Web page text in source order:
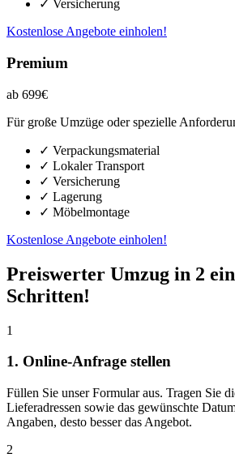
✓ Versicherung
Kostenlose Angebote einholen!
Premium
ab 699€
Für große Umzüge oder spezielle
✓ Verpackungsmaterial
✓ Lokaler Transport
✓ Versicherung
✓ Lagerung
✓ Möbelmontage
Kostenlose Angebote einholen!
Preiswerter Umzug in 2
Schritten!
1
1. Online-Anfrage stellen
Füllen Sie unser Formular aus. Tragen Sie
Lieferadressen sowie das gewünschte
Angaben, desto besser das Angebot.
2